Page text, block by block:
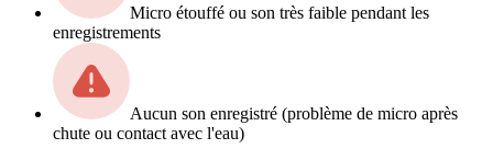
Micro étouffé ou son très faible pendant les
enregistrements
Aucun son enregistré (problème de micro après
chute ou contact avec l'eau)